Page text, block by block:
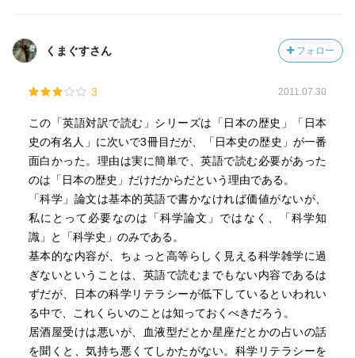
くまぐすさん フォロー
3 2011.07.30
この「英語対訳で読む」シリーズは「日本の歴史」「日本
史の有名人」に次いで3冊目だが、「日本史の歴史」が一番
面白かった。理由は実に簡単で、英語で読む必要があった
のは「日本の歴史」だけだからだという理由である。
「科学」論文は基本的英語で書かなければ価値がないが、
私にとって必要なのは「科学論文」ではなく、「科学知
識」と「科学史」のみである。
基本的な内容が、ちょっと高等らしく見える科学雑学に過
ぎないということは、英語で読むまでもない内容であるは
ずだが、日本の科学リテラシーが低下しているといわれい
る中で、これくらいのことは知っておくべきだろう。
居酒屋受けは悪いが、血液型だとか星座だとかの占いの話
を聞くと、気持ち悪くてしかたがない。科学リテラシーを